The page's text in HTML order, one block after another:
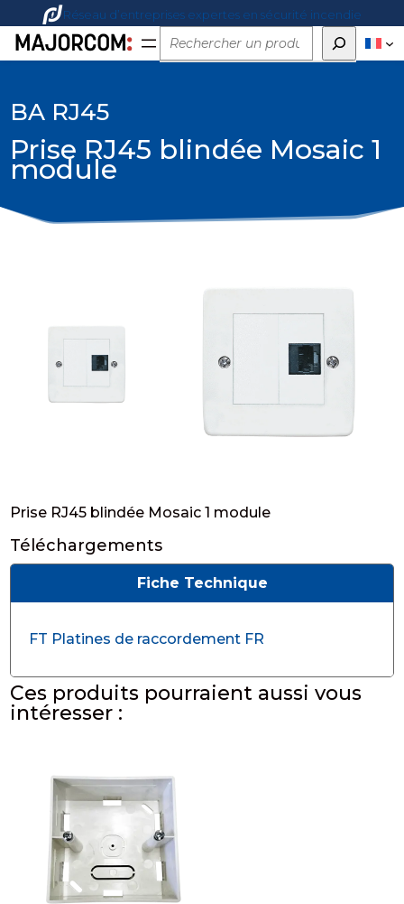
Réseau d’entreprises expertes en sécurité incendie
Rechercher
BA RJ45
Prise RJ45 blindée Mosaic 1
module
Prise RJ45 blindée Mosaic 1 module
Téléchargements
Fiche Technique
FT Platines de raccordement FR
Ces produits pourraient aussi vous
intéresser :